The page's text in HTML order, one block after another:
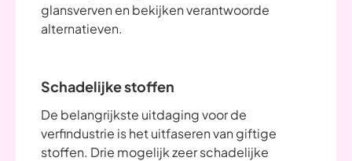
glansverven en bekijken verantwoorde
alternatieven.
Schadelijke stoffen
De belangrijkste uitdaging voor de
verfindustrie is het uitfaseren van giftige
stoffen. Drie mogelijk zeer schadelijke